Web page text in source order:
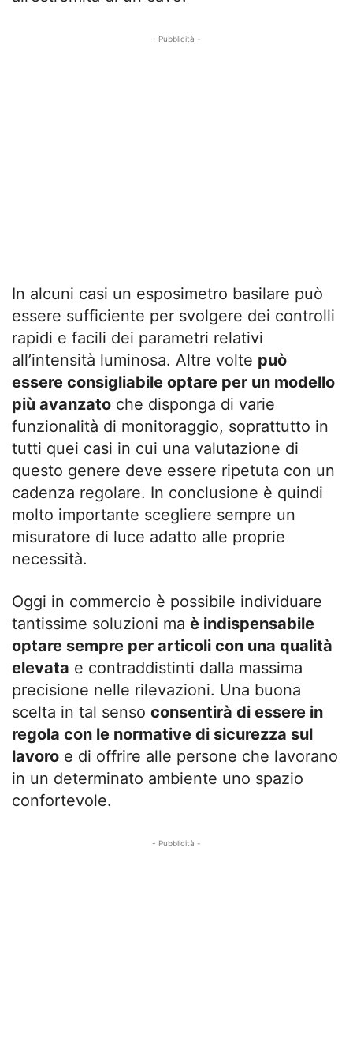
- Pubblicità -
In alcuni casi un esposimetro basilare può
essere sufficiente per svolgere dei controlli
rapidi e facili dei parametri relativi
all’intensità luminosa. Altre volte può
essere consigliabile optare per un modello
più avanzato che disponga di varie
funzionalità di monitoraggio, soprattutto in
tutti quei casi in cui una valutazione di
questo genere deve essere ripetuta con un
cadenza regolare. In conclusione è quindi
molto importante scegliere sempre un
misuratore di luce adatto alle proprie
necessità.
Oggi in commercio è possibile individuare
tantissime soluzioni ma è indispensabile
optare sempre per articoli con una qualità
elevata e contraddistinti dalla massima
precisione nelle rilevazioni. Una buona
scelta in tal senso consentirà di essere in
regola con le normative di sicurezza sul
lavoro e di offrire alle persone che lavorano
in un determinato ambiente uno spazio
confortevole.
- Pubblicità -